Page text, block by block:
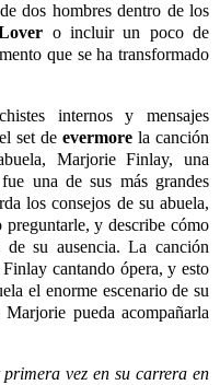
dos hombres dentro de los
o incluir un poco de
que se ha transformado
internos y mensajes
set de evermore la canción
Marjorie Finlay, una
una de sus más grandes
los consejos de su abuela,
preguntarle, y describe cómo
de su ausencia. La canción
cantando ópera, y esto
el enorme escenario de su
pueda acompañarla
vez en su carrera en